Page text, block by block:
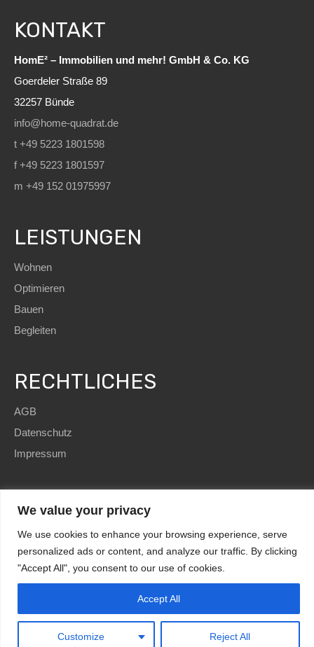
We value your privacy
We use cookies to enhance your browsing experience, serve
personalized ads or content, and analyze our traffic. By clicking
"Accept All", you consent to our use of cookies.
Customize Reject All
Accept All
KONTAKT
HomE² – Immobilien und mehr! GmbH & Co. KG
Goerdeler Straße 89
32257 Bünde
info@home-quadrat.de
t +49 5223 1801598
f +49 5223 1801597
m +49 152 01975997
LEISTUNGEN
Wohnen
Optimieren
Bauen
Begleiten
RECHTLICHES
AGB
Datenschutz
Impressum
SEOand Website byimmoWebdesign| Copyright © 2022
HomE²
MANGELHAFT
0,00 / 5,00